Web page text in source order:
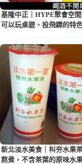
基隆中正｜HYPE聚會空
可以玩桌遊、投飛鏢的特
新北淡水美食｜朻夯水果
熬煮，不含茶葉的原味水